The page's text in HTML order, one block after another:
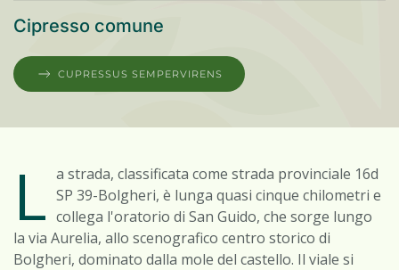
Cipresso comune
CUPRESSUS SEMPERVIRENS
L a strada, classificata come strada provinciale 16d
SP 39-Bolgheri, è lunga quasi cinque chilometri e
collega l'oratorio di San Guido, che sorge lungo
la via Aurelia, allo scenografico centro storico di
Bolgheri, dominato dalla mole del castello. Il viale si